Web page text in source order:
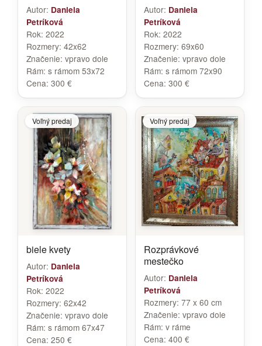
Autor: Daniela
Petríková
Rok: 2022
Rozmery: 42x62
Značenie: vpravo dole
Rám: s rámom 53x72
Cena: 300 €
Autor: Daniela
Petríková
Rok: 2022
Rozmery: 69x60
Značenie: vpravo dole
Rám: s rámom 72x90
Cena: 300 €
Voľný predaj
biele kvety
Autor: Daniela
Petríková
Rok: 2022
Rozmery: 62x42
Značenie: vpravo dole
Rám: s rámom 67x47
Cena: 250 €
Voľný predaj
Rozprávkové
mestečko
Autor: Daniela
Petríková
Rozmery: 77 x 60 cm
Značenie: vpravo dole
Rám: v ráme
Cena: 400 €